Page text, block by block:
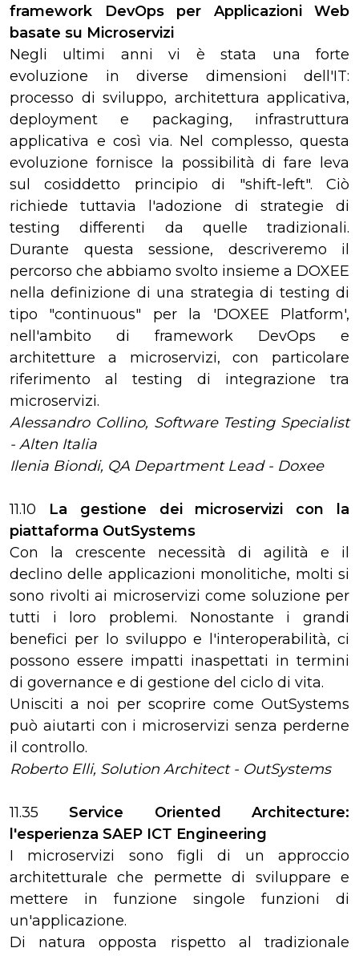
framework DevOps per Applicazioni Web
basate su Microservizi
Negli ultimi anni vi è stata una forte
evoluzione in diverse dimensioni dell'IT:
processo di sviluppo, architettura applicativa,
deployment e packaging, infrastruttura
applicativa e così via. Nel complesso, questa
evoluzione fornisce la possibilità di fare leva
sul cosiddetto principio di "shift-left". Ciò
richiede tuttavia l'adozione di strategie di
testing differenti da quelle tradizionali.
Durante questa sessione, descriveremo il
percorso che abbiamo svolto insieme a DOXEE
nella definizione di una strategia di testing di
tipo "continuous" per la 'DOXEE Platform',
nell'ambito di framework DevOps e
architetture a microservizi, con particolare
riferimento al testing di integrazione tra
microservizi.
Alessandro Collino, Software Testing Specialist
- Alten Italia
Ilenia Biondi, QA Department Lead - Doxee
11.10 La gestione dei microservizi con la
piattaforma OutSystems
Con la crescente necessità di agilità e il
declino delle applicazioni monolitiche, molti si
sono rivolti ai microservizi come soluzione per
tutti i loro problemi. Nonostante i grandi
benefici per lo sviluppo e l'interoperabilità, ci
possono essere impatti inaspettati in termini
di governance e di gestione del ciclo di vita.
Unisciti a noi per scoprire come OutSystems
può aiutarti con i microservizi senza perderne
il controllo.
Roberto Elli, Solution Architect - OutSystems
11.35Service Oriented Architecture:
l'esperienza SAEP ICT Engineering
I microservizi sono figli di un approccio
architetturale che permette di sviluppare e
mettere in funzione singole funzioni di
un'applicazione.
Di natura opposta rispetto al tradizionale